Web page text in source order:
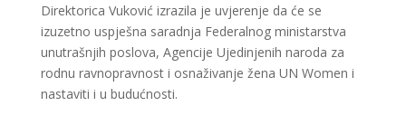
Direktorica Vuković izrazila je uvjerenje da će se
izuzetno uspješna saradnja Federalnog ministarstva
unutrašnjih poslova, Agencije Ujedinjenih naroda za
rodnu ravnopravnost i osnaživanje žena UN Women i
nastaviti i u budućnosti.